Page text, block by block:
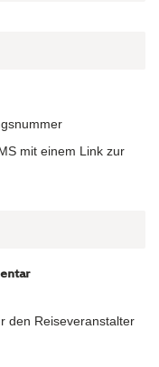
mit einem Link zur
den Reiseveranstalter